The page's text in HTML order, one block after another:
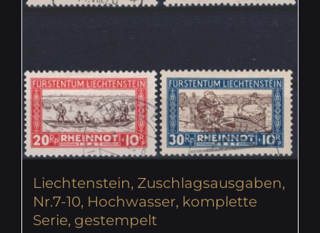
Liechtenstein, Zuschlagsausgaben,
Nr.7-10, Hochwasser, komplette
Serie, gestempelt